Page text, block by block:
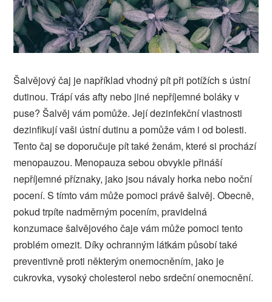
Šalvějový čaj je například vhodný pít při potížích s ústní
dutinou. Trápí vás afty nebo jiné nepříjemné boláky v
puse? Šalvěj vám pomůže. Její dezinfekční vlastnosti
dezinfikují vaši ústní dutinu a pomůže vám i od bolesti.
Tento čaj se doporučuje pít také ženám, které si prochází
menopauzou. Menopauza sebou obvykle přináší
nepříjemné příznaky, jako jsou návaly horka nebo noční
pocení. S tímto vám může pomoci právě šalvěj.Obecně,
pokud trpíte nadměrným pocením, pravidelná
konzumace šalvějového čaje vám může pomoci tento
problém omezit. Díky ochranným látkám působí také
preventivně proti některým onemocněním, jako je
cukrovka, vysoký cholesterol nebo srdeční onemocnění.